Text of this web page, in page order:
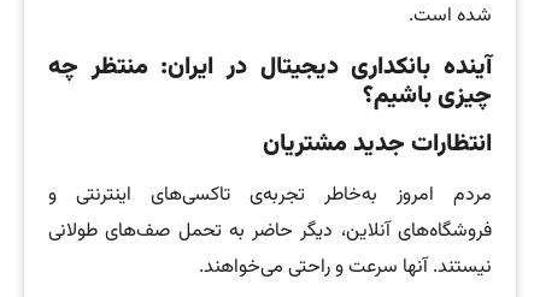
شده است.
آینده بانکداری دیجیتال در ایران: منتظر چه
چیزی باشیم؟
انتظارات جدید مشتریان
مردم امروز به‌خاطر تجربه‌ی تاکسی‌های اینترنتی و
فروشگاه‌های آنلاین، دیگر حاضر به تحمل صف‌های طولانی
نیستند. آنها سرعت و راحتی می‌خواهند.